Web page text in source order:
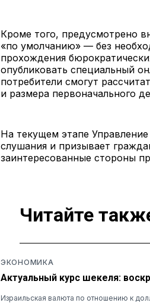
Кроме того, предусмотрено
«по умолчанию» — без
прохождения
опубликовать специальный
потребители смогут
и размера первоначального
На текущем этапе
слушания и призывает
заинтересованные стороны
Читайте
ЭКОНОМИКА
Актуальный курс шекеля:
Израильская валюта по отношению к